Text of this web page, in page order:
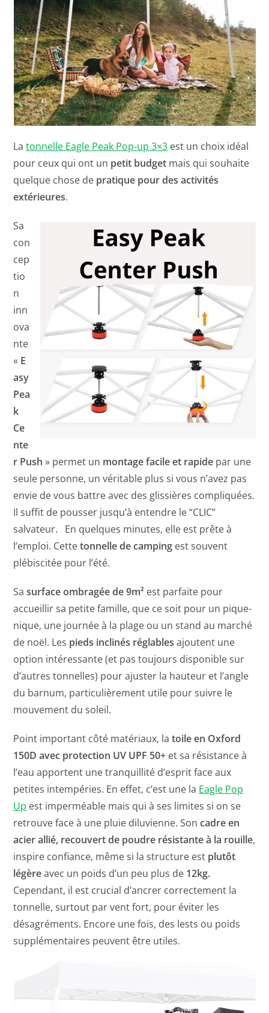
Latonnelle Eagle Peak Pop-up 3×3 est un choix idéal
pour ceux qui ont un petit budget mais qui souhaite
quelque chose de pratique pour des activités
extérieures.
Sa
con
cep
tio
n
inn
ova
nte
« E
asy
Pea
k
Ce
nte
r Push » permet un montage facile et rapide par une
seule personne, un véritable plus si vous n’avez pas
envie de vous battre avec des glissières compliquées.
Il suffit de pousser jusqu’à entendre le “CLIC”
salvateur. En quelques minutes, elle est prête à
l’emploi. Cettetonnelle de camping est souvent
plébiscitée pour l’été.
Sa surface ombragée de 9m² est parfaite pour
accueillir sa petite famille, que ce soit pour un pique-
nique, une journée à la plage ou un stand au marché
de noël. Les pieds inclinés réglablesajoutent une
option intéressante (et pas toujours disponible sur
d’autres tonnelles) pour ajuster la hauteur et l’angle
du barnum, particulièrement utile pour suivre le
mouvement du soleil.
Point important côté matériaux, la toile en Oxford
150D avec protection UV UPF 50+ et sa résistance à
l’eau apportent une tranquillité d’esprit face aux
petites intempéries. En effet, c’est une la Eagle Pop
Up est imperméable mais qui à ses limites si on se
retrouve face à une pluie diluvienne. Soncadre en
acier allié, recouvert de poudre résistante à la rouille,
inspire confiance, même si la structure est plutôt
légèreavec un poids d’un peu plus de 12kg.
Cependant, il est crucial d’ancrer correctement la
tonnelle, surtout par vent fort, pour éviter les
désagréments. Encore une fois, des lests ou poids
supplémentaires peuvent être utiles.